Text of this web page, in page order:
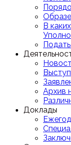
В
Архив
Доклады